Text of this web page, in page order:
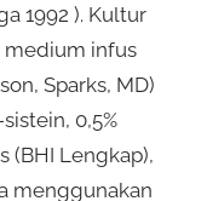
1992 ). Kultur
infus
Sparks, MD)
0,5%
(BHI Lengkap),
menggunakan